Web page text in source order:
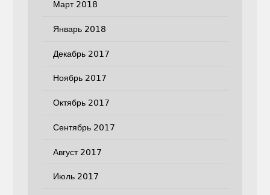
Март 2018
Январь 2018
Декабрь 2017
Ноябрь 2017
Октябрь 2017
Сентябрь 2017
Август 2017
Июль 2017